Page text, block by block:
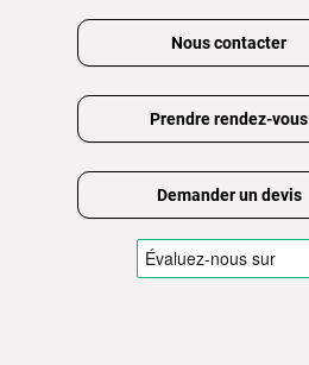
Nous contacter
Prendre rendez-vous
Demander un devis